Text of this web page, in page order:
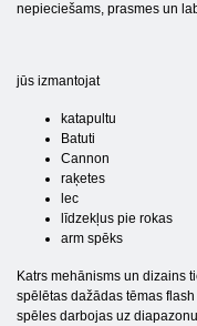
nepieciešams, prasmes un
jūs izmantojat
katapultu
Batuti
Cannon
raķetes
lec
līdzekļus pie rokas
arm spēks
Katrs mehānisms un dizains
spēlētas dažādas tēmas flash
spēles darbojas uz